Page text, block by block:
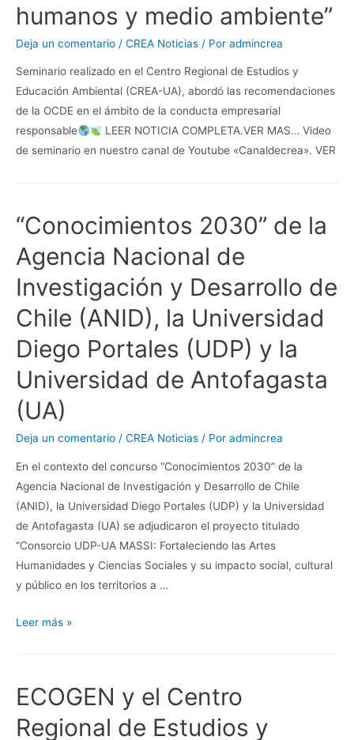
humanos y medio ambiente”
Deja un comentario / CREA Noticias / Por admincrea
Seminario realizado en el Centro Regional de Estudios y
Educación Ambiental (CREA-UA), abordó las recomendaciones
de la OCDE en el ámbito de la conducta empresarial
responsable
LEER NOTICIA COMPLETA.VER MAS… Video
de seminario en nuestro canal de Youtube «Canaldecrea». VER
“Conocimientos 2030” de la
Agencia Nacional de
Investigación y Desarrollo de
Chile (ANID), la Universidad
Diego Portales (UDP) y la
Universidad de Antofagasta
(UA)
Deja un comentario / CREA Noticias / Por admincrea
En el contexto del concurso “Conocimientos 2030” de la
Agencia Nacional de Investigación y Desarrollo de Chile
(ANID), la Universidad Diego Portales (UDP) y la Universidad
de Antofagasta (UA) se adjudicaron el proyecto titulado
“Consorcio UDP-UA MASSI: Fortaleciendo las Artes
Humanidades y Ciencias Sociales y su impacto social, cultural
y público en los territorios a …
Leer más »
ECOGEN y el Centro
Regional de Estudios y